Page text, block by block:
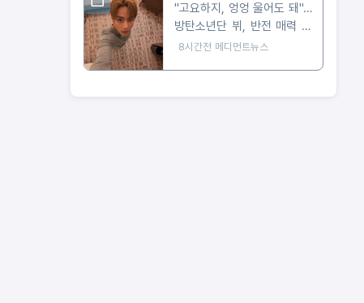
"고요하지, 엉엉 울어도 돼"…
방탄소년단 뷔, 반전 매력 근
황 공개
8시간전 메디먼트뉴스